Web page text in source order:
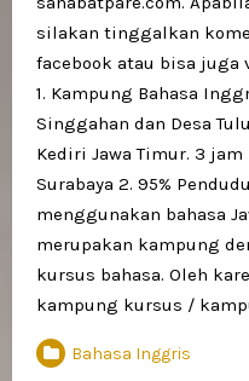
silakan tinggalkan
facebook atau bisa
1. Kampung Bahasa
Singgahan dan Desa
Kediri Jawa Timur. 3
Surabaya 2. 95%
menggunakan bahasa
merupakan kampung
kursus bahasa. Oleh
kampung kursus /
Bahasa Inggris